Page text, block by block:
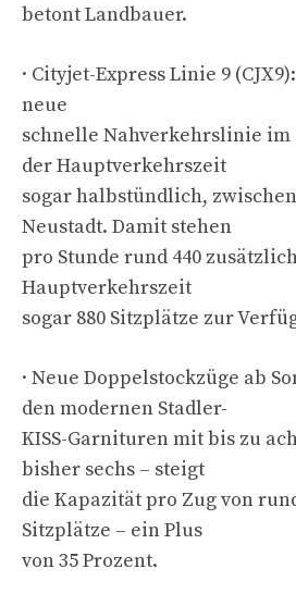
betont Landbauer.
· Cityjet-Express Linie 9
neue
schnelle Nahverkehrslinie im
der Hauptverkehrszeit
sogar halbstündlich,
Neustadt. Damit stehen
pro Stunde rund 440
Hauptverkehrszeit
sogar 880 Sitzplätze zur
· Neue Doppelstockzüge ab
den modernen Stadler-
KISS-Garnituren mit bis zu
bisher sechs – steigt
die Kapazität pro Zug von
Sitzplätze – ein Plus
von 35 Prozent.